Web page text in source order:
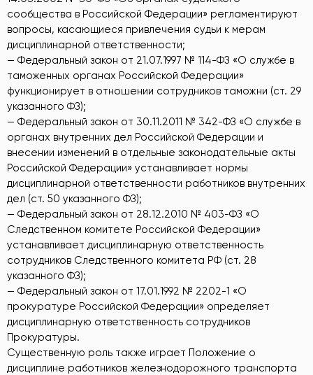
сообщества в Российской Федерации» регламентируют
вопросы, касающиеся привлечения судьи к мерам
дисциплинарной ответственности;
— Федеральный закон от 21.07.1997 № 114-ФЗ «О службе в
таможенных органах Российской Федерации»
функционирует в отношении сотрудников таможни (ст. 29
указанного ФЗ);
— Федеральный закон от 30.11.2011 № 342-ФЗ «О службе в
органах внутренних дел Российской Федерации и
внесении изменений в отдельные законодательные акты
Российской Федерации» устанавливает нормы
дисциплинарной ответственности работников внутренних
дел (ст. 50 указанного ФЗ);
— Федеральный закон от 28.12.2010 № 403-ФЗ «О
Следственном комитете Российской Федерации»
устанавливает дисциплинарную ответственность
сотрудников Следственного комитета РФ (ст. 28
указанного ФЗ);
— Федеральный закон от 17.01.1992 № 2202-1 «О
прокуратуре Российской Федерации» определяет
дисциплинарную ответственность сотрудников
Прокуратуры.
Существенную роль также играет Положение о
дисциплине работников железнодорожного транспорта